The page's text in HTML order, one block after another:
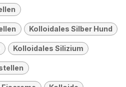
Kolloidales Silber Hund
Kolloidales Silizium